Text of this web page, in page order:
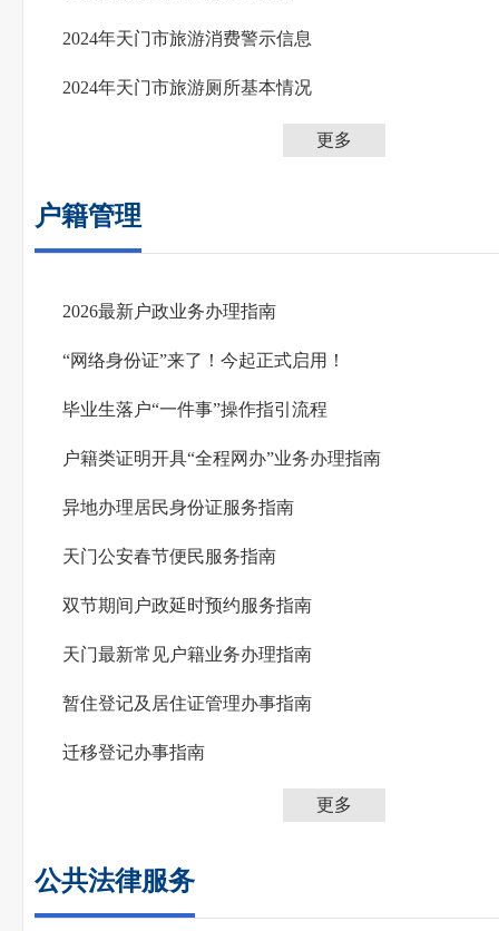
2024年天门市旅游消费警示信息
2024年天门市旅游厕所基本情况
更多
户籍管理
2026最新户政业务办理指南
“网络身份证”来了！今起正式启用！
毕业生落户“一件事”操作指引流程
户籍类证明开具“全程网办”业务办理指南
异地办理居民身份证服务指南
天门公安春节便民服务指南
双节期间户政延时预约服务指南
天门最新常见户籍业务办理指南
暂住登记及居住证管理办事指南
迁移登记办事指南
更多
公共法律服务